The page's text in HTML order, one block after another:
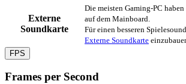
Externe
Soundkarte
Die meisten Gaming-PC
auf dem Mainboard.
Für einen besseren
Externe Soundkarte
FPS
Frames per Second